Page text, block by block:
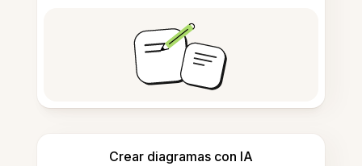
Crear diagramas con IA